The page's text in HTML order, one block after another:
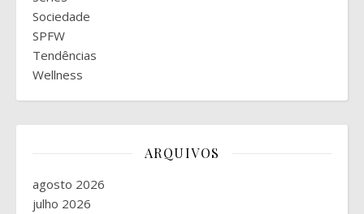
Sociedade
SPFW
Tendências
Wellness
ARQUIVOS
agosto 2026
julho 2026